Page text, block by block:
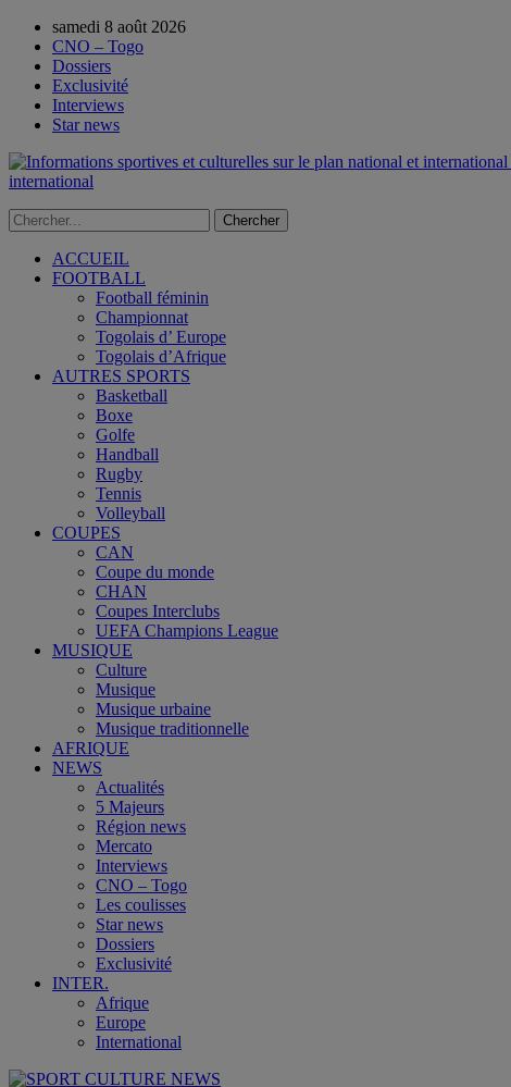
samedi 8 août 2026
CNO – Togo
Dossiers
Exclusivité
Interviews
Star news
international
ACCUEIL
FOOTBALL
Football féminin
Championnat
Togolais d’ Europe
Togolais d’Afrique
AUTRES SPORTS
Basketball
Boxe
Golfe
Handball
Rugby
Tennis
Volleyball
COUPES
CAN
Coupe du monde
CHAN
Coupes Interclubs
UEFA Champions League
MUSIQUE
Culture
Musique
Musique urbaine
Musique traditionnelle
AFRIQUE
NEWS
Actualités
5 Majeurs
Région news
Mercato
Interviews
CNO – Togo
Les coulisses
Star news
Dossiers
Exclusivité
INTER.
Afrique
Europe
International